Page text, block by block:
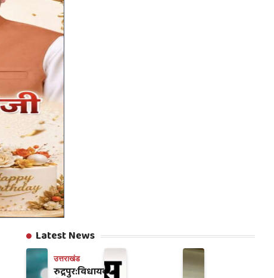
Latest News
उत्तराखंड
रुद्रपुर:विधायक